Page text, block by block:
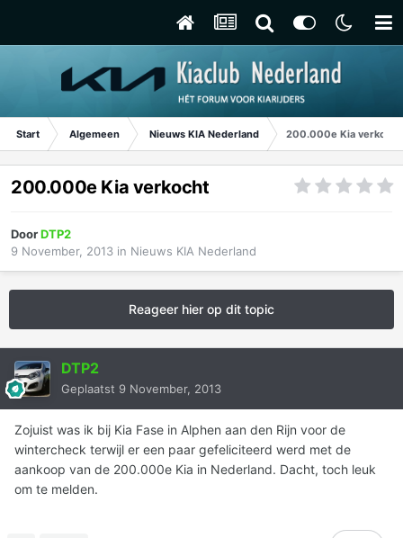
Start Algemeen Nieuws KIA Nederland 200.000e Kia verkocht
200.000e Kia verkocht
DoorDTP2
9 November, 2013 in Nieuws KIA Nederland
Reageer hier op dit topic
DTP2
Geplaatst 9 November, 2013
Zojuist was ik bij Kia Fase in Alphen aan den Rijn voor de
wintercheck terwijl er een paar gefeliciteerd werd met de
aankoop van de 200.000e Kia in Nederland. Dacht, toch leuk
om te melden.